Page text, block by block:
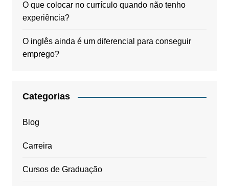
O que colocar no currículo quando não tenho
experiência?
O inglês ainda é um diferencial para conseguir
emprego?
Categorias
Blog
Carreira
Cursos de Graduação